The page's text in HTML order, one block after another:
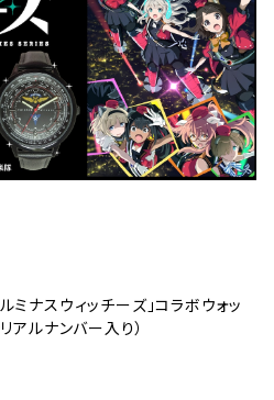
ナスウィッチーズ」コラボウォッ
アルナンバー入り）